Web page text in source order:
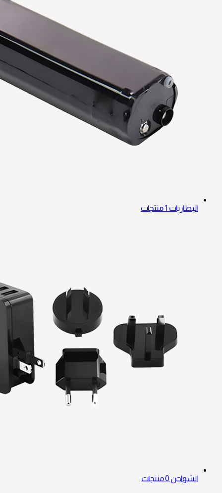
البطاريات 1 منتجات
الشواحن 0 منتجات